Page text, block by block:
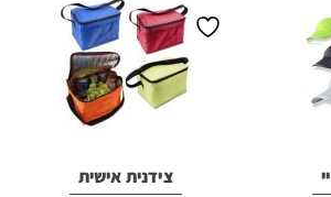
צידנית אישית